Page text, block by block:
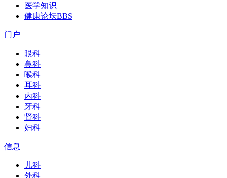
医学知识
健康论坛BBS
门户
眼科
鼻科
喉科
耳科
内科
牙科
肾科
妇科
信息
儿科
外科